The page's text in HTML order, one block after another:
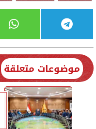
موضوعات متعلقة